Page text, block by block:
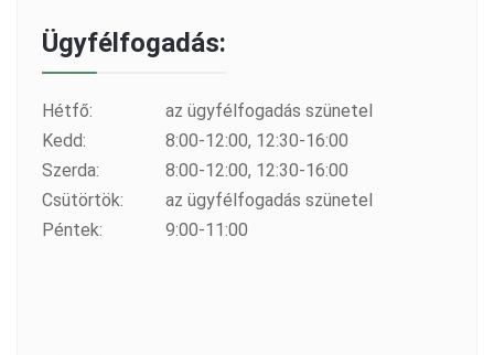
Ügyfélfogadás:
Hétfő:
az ügyfélfogadás szünetel
Kedd:
8:00-12:00, 12:30-16:00
Szerda:
8:00-12:00, 12:30-16:00
Csütörtök:
az ügyfélfogadás szünetel
Péntek:
9:00-11:00